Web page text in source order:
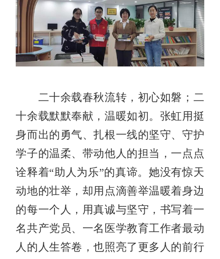
二十余载春秋流转，初心如磐；二
十余载默默奉献，温暖如初。张虹用挺
身而出的勇气、扎根一线的坚守、守护
学子的温柔、带动他人的担当，一点点
诠释着“助人为乐”的真谛。她没有惊天
动地的壮举，却用点滴善举温暖着身边
的每一个人，用真诚与坚守，书写着一
名共产党员、一名医学教育工作者最动
人的人生答卷，也照亮了更多人的前行